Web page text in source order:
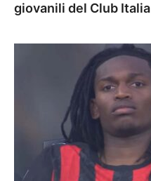
giovanili del Club Italia